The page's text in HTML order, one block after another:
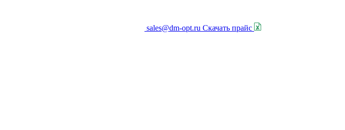
sales@dm-opt.ru Скачать прайс